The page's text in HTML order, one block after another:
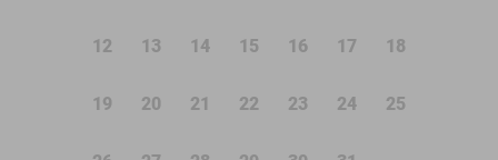
12 13 14 15 16 17 18
19 20 21 22 23 24 25